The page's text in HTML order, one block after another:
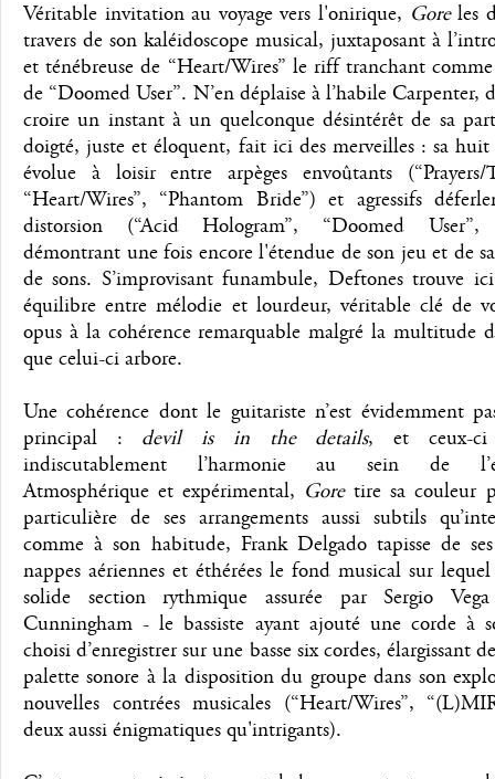
Véritable invitation au voyage vers l'onirique, Goreles
travers de son kaléidoscope musical, juxtaposant à
et ténébreuse de “Heart/Wires” le riff tranchant
de “Doomed User”. N’en déplaise à l’habile Carpenter,
croire un instant à un quelconque désintérêt de sa
doigté, juste et éloquent, fait ici des merveilles : sa huit
évolue à loisir entre arpèges envoûtants (“Prayers/
“Heart/Wires”, “Phantom Bride”) et agressifs
distorsion (“Acid Hologram”, “Doomed User”,
démontrant une fois encore l'étendue de son jeu et de
de sons. S’improvisant funambule, Deftones trouve
équilibre entre mélodie et lourdeur, véritable clé de
opus à la cohérence remarquable malgré la multitude
que celui-ci arbore.
Une cohérence dont le guitariste n’est évidemment
principal : devil is in the details, et ceux-ci
indiscutablement l’harmonie au sein de
Atmosphérique et expérimental, Goretire sa couleur
particulière de ses arrangements aussi subtils
comme à son habitude, Frank Delgado tapisse de
nappes aériennes et éthérées le fond musical sur
solide section rythmique assurée par Sergio
Cunningham - le bassiste ayant ajouté une corde à
choisi d’enregistrer sur une basse six cordes, élargissant
palette sonore à la disposition du groupe dans son
nouvelles contrées musicales (“Heart/Wires”,
deux aussi énigmatiques qu'intrigants).